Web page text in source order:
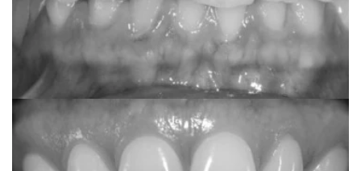
Anonimno
Clear Correct mini